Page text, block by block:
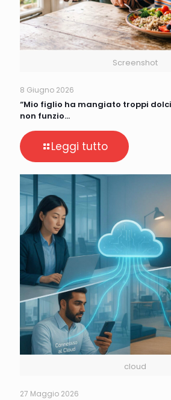
Screenshot
8 Giugno 2026
“Mio figlio ha mangiato troppi
non funzio…
Leggi tutto
cloud
27 Maggio 2026